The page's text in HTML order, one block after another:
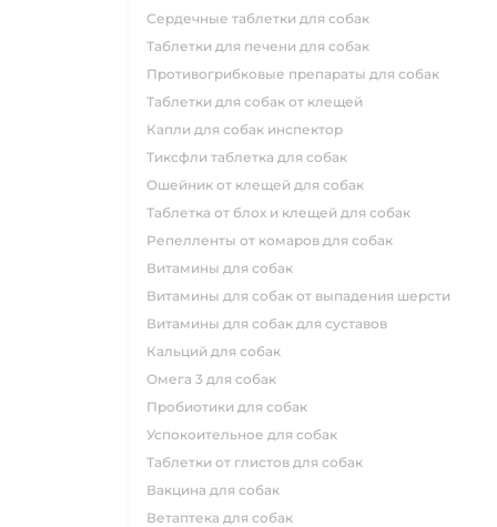
сердечные таблетки для собак
таблетки для печени для собак
противогрибковые препараты для собак
таблетки для собак от клещей
капли для собак инспектор
тиксфли таблетка для собак
ошейник от клещей для собак
таблетка от блох и клещей для собак
репелленты от комаров для собак
витамины для собак
витамины для собак от выпадения шерсти
витамины для собак для суставов
кальций для собак
омега 3 для собак
пробиотики для собак
успокоительное для собак
таблетки от глистов для собак
вакцина для собак
ветаптека для собак